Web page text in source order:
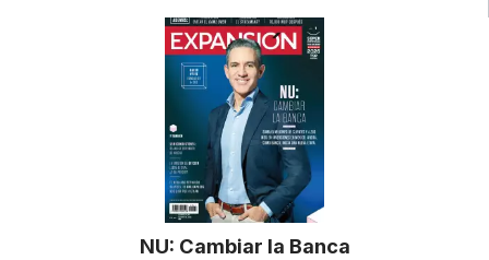
NU: Cambiar la Banca